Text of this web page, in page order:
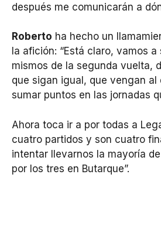
después me comunicarán a
Roberto ha hecho un
la afición: “Está claro, vamos
mismos de la segunda vuelta,
que sigan igual, que vengan al
sumar puntos en las jornadas
Ahora toca ir a por todas a
cuatro partidos y son cuatro
intentar llevarnos la mayoría
por los tres en Butarque”.